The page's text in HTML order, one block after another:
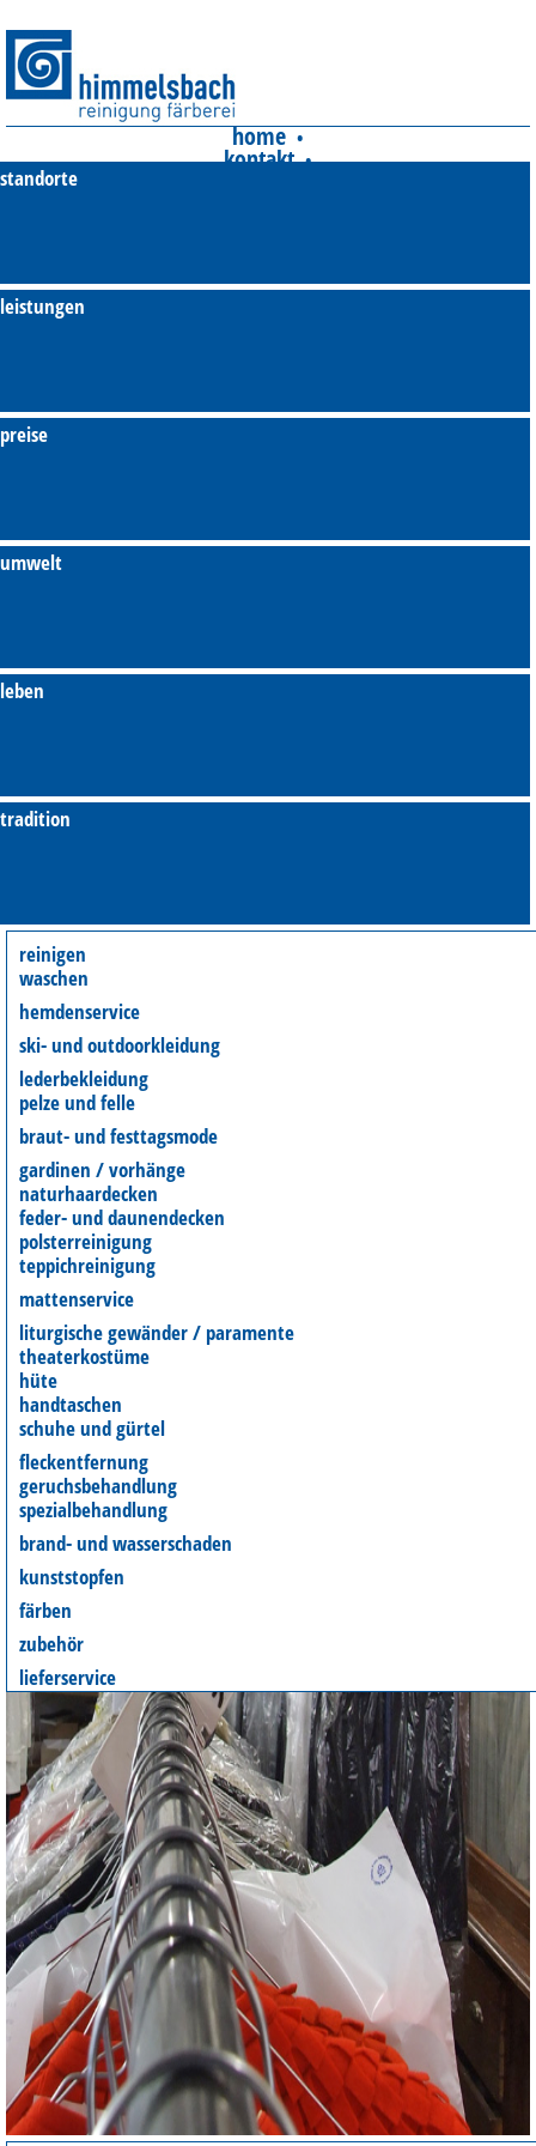
home •
kontakt •
standorte
leistungen
preise
umwelt
leben
tradition
reinigen
waschen
hemdenservice
ski- und outdoorkleidung
lederbekleidung
pelze und felle
braut- und festtagsmode
gardinen / vorhänge
naturhaardecken
feder- und daunendecken
polsterreinigung
teppichreinigung
mattenservice
liturgische gewänder / paramente
theaterkostüme
hüte
handtaschen
schuhe und gürtel
fleckentfernung
geruchsbehandlung
spezialbehandlung
brand- und wasserschaden
kunststopfen
färben
zubehör
lieferservice